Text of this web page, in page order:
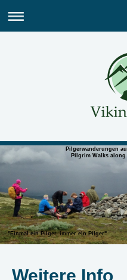
Pilgerwanderungen
Pilgrim Walks along
"Einmal ein Pilger, immer ein
Weitere Info